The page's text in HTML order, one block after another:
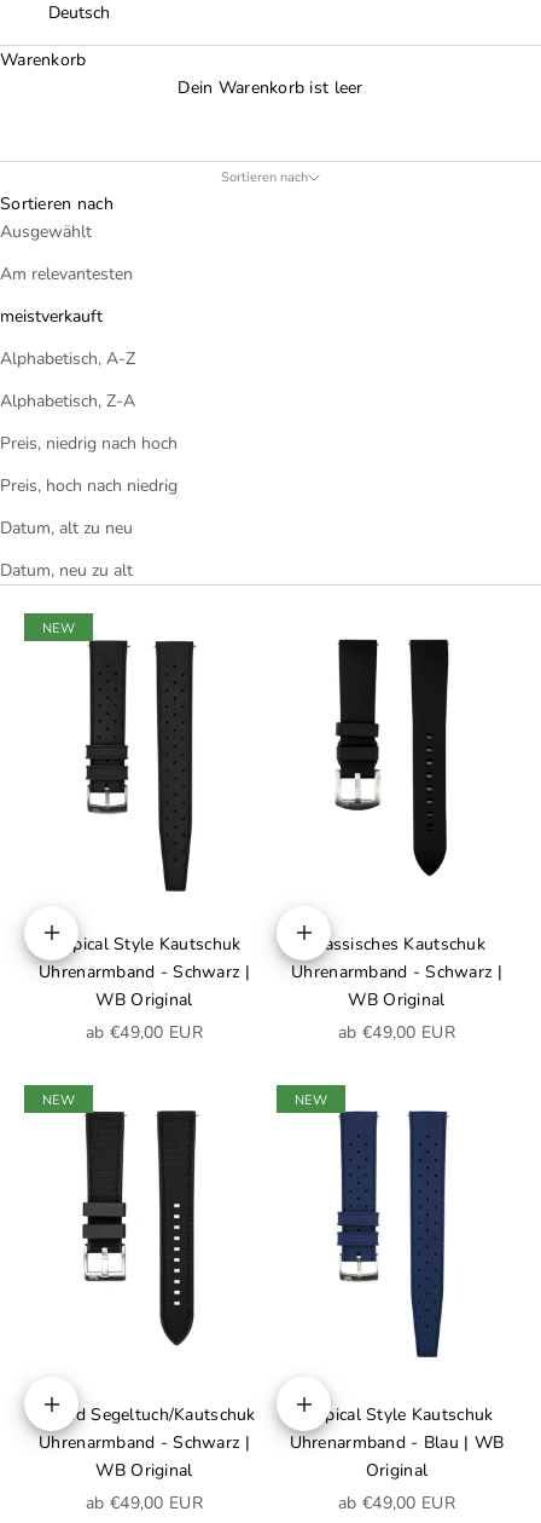
Deutsch
Warenkorb
Dein Warenkorb ist leer
Sortieren nach
Sortieren nach
Ausgewählt
Am relevantesten
meistverkauft
Alphabetisch, A-Z
Alphabetisch, Z-A
Preis, niedrig nach hoch
Preis, hoch nach niedrig
Datum, alt zu neu
Datum, neu zu alt
NEW
Optionen auswählen
Tropical Style Kautschuk
Uhrenarmband - Schwarz |
WB Original
Angebot
ab €49,00 EUR
Optionen auswählen
Klassisches Kautschuk
Uhrenarmband - Schwarz |
WB Original
Angebot
ab €49,00 EUR
NEW
Optionen auswählen
Hybrid Segeltuch/Kautschuk
Uhrenarmband - Schwarz |
WB Original
Angebot
ab €49,00 EUR
NEW
Optionen auswählen
Tropical Style Kautschuk
Uhrenarmband - Blau | WB
Original
Angebot
ab €49,00 EUR